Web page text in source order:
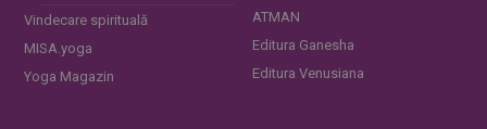
Vindecare spirituală
MISA.yoga
Yoga Magazin
ATMAN
Editura Ganesha
Editura Venusiana